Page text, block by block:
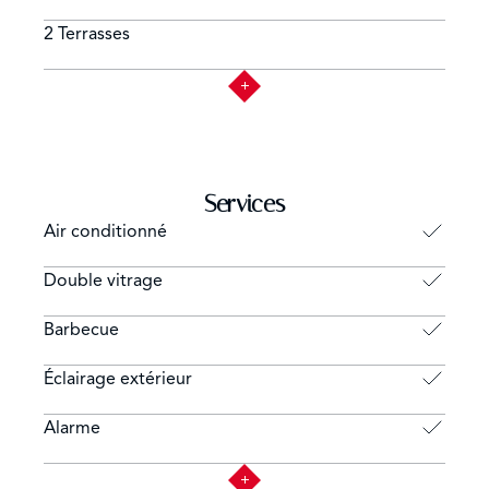
2 Terrasses
Services
Air conditionné
Double vitrage
Barbecue
Éclairage extérieur
Alarme